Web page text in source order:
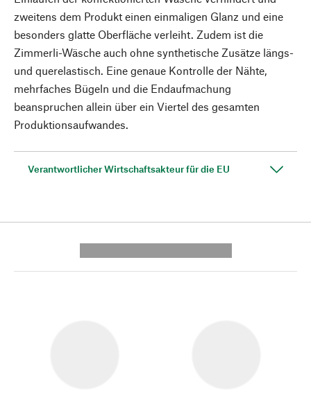
zweitens dem Produkt einen einmaligen Glanz und eine
besonders glatte Oberfläche verleiht. Zudem ist die
Zimmerli-Wäsche auch ohne synthetische Zusätze längs-
und querelastisch. Eine genaue Kontrolle der Nähte,
mehrfaches Bügeln und die Endaufmachung
beanspruchen allein über ein Viertel des gesamten
Produktionsaufwandes.
Verantwortlicher Wirtschaftsakteur für die EU